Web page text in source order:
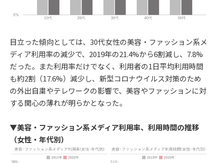
目立った傾向としては、30代女性の美容・ファッション系メ
ディア利用率の減少で、2019年の21.4%から6割減し、7.8%
だった。また利用率だけでなく、利用者の1日平均利用時間
も約2割（17.6%）減少し、新型コロナウイルス対策のため
の外出自粛やテレワークの影響で、美容やファッションに対
する関心の薄れが明らかとなった。
▼美容・ファッション系メディア利用率、利用時間の推移
（女性・年代別）